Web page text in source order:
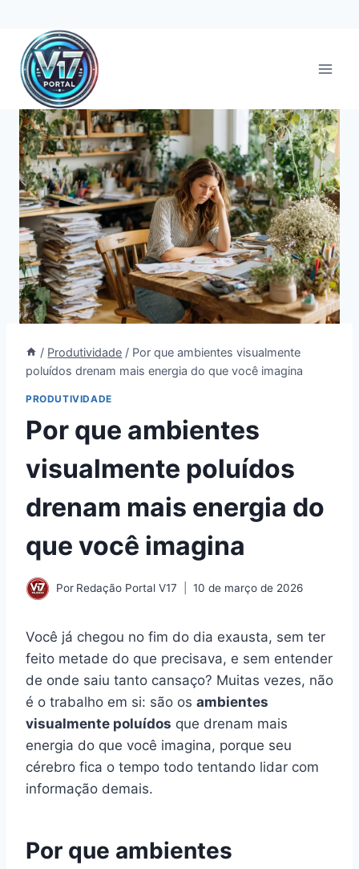
Pular
para
Conteúdo
/ Produtividade / Por que ambientes visualmente
poluídos drenam mais energia do que você imagina
PRODUTIVIDADE
Por que ambientes
visualmente poluídos
drenam mais energia do
que você imagina
Por Redação Portal V17 10 de março de 2026
Você já chegou no fim do dia exausta, sem ter
feito metade do que precisava, e sem entender
de onde saiu tanto cansaço? Muitas vezes, não
é o trabalho em si: são os ambientes
visualmente poluídos que drenam mais
energia do que você imagina, porque seu
cérebro fica o tempo todo tentando lidar com
informação demais.
Por que ambientes